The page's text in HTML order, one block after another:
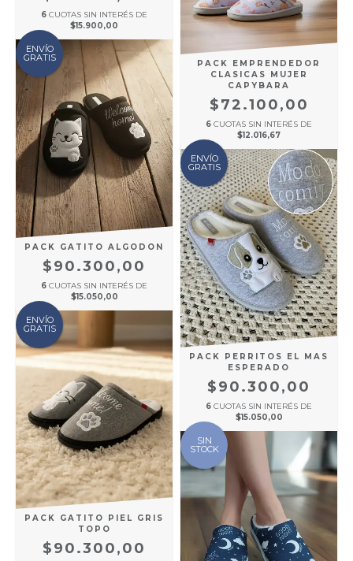
6 CUOTAS SIN INTERÉS DE
$15.900,00
ENVÍO
GRATIS
PACK GATITO ALGODON
$90.300,00
6 CUOTAS SIN INTERÉS DE
$15.050,00
PACK EMPRENDEDOR
CLASICAS MUJER
CAPYBARA
$72.100,00
6 CUOTAS SIN INTERÉS DE
$12.016,67
ENVÍO
GRATIS
PACK GATITO PIEL GRIS
TOPO
$90.300,00
ENVÍO
GRATIS
PACK PERRITOS EL MAS
ESPERADO
$90.300,00
6 CUOTAS SIN INTERÉS DE
$15.050,00
SIN
STOCK